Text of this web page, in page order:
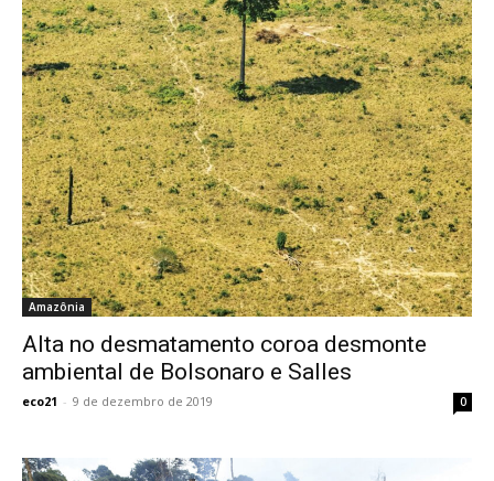
Amazônia
Alta no desmatamento coroa desmonte
ambiental de Bolsonaro e Salles
eco21 - 9 de dezembro de 2019 0